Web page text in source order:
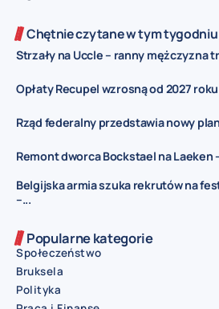
Chętnie czytane w tym tygodniu
Strzały na Uccle – ranny mężczyzna
Opłaty Recupel wzrosną od 2027
Rząd federalny przedstawia nowy
Remont dworca Bockstael na Laeken
Belgijska armia szuka rekrutów na
–...
Popularne kategorie
Społeczeństwo
Bruksela
Polityka